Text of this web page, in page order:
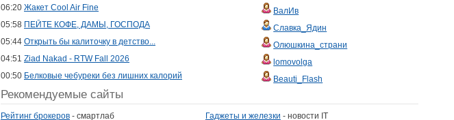
06:20 Жакет Cool Air Fine
ВалИв
05:58 ПЕЙТЕ КОФЕ, ДАМЫ, ГОСПОДА
Славка_Ядин
05:44 Открыть бы калиточку в детство...
Олюшкина_страни
04:51 Ziad Nakad - RTW Fall 2026
lomovolga
00:50 Белковые чебуреки без лишних калорий Beauti_Flash
Рекомендуемые сайты
Рейтинг брокеров - смартлаб Гаджеты и железки - новости IT